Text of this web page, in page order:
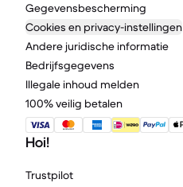
Gegevensbescherming
Cookies en privacy-instellingen
Andere juridische informatie
Bedrijfsgegevens
Illegale inhoud melden
100% veilig betalen
Hoi!
Trustpilot